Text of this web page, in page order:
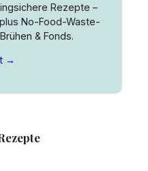
Rezepte –
No-Food-Waste-
& Fonds.
→